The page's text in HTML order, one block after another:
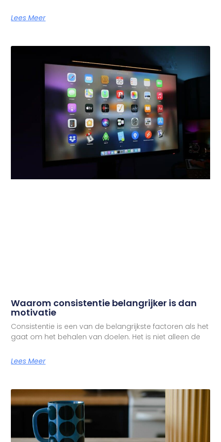
Lees Meer
Waarom consistentie belangrijker is dan
motivatie
Consistentie is een van de belangrijkste factoren als het
gaat om het behalen van doelen. Het is niet alleen de
Lees Meer